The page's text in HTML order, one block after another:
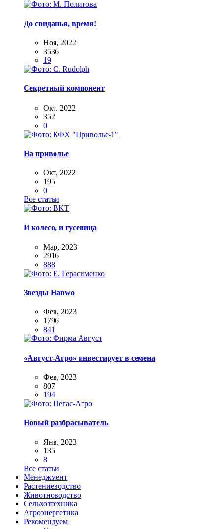
До свиданья, время!
Ноя, 2022
3536
19
Секретный компонент
Окт, 2022
352
0
На приволье
Окт, 2022
195
0
Все статьи
И колесо, и гусеница
Мар, 2023
2916
888
Звезды Hanwo
Фев, 2023
1796
841
«Август-Агро» инвестирует в семена
Фев, 2023
807
194
Новый разбрасыватель
Янв, 2023
135
8
Все статьи
Менеджмент
Растениеводство
Животноводство
Сельхозтехника
Агроэнергетика
Рекомендуем